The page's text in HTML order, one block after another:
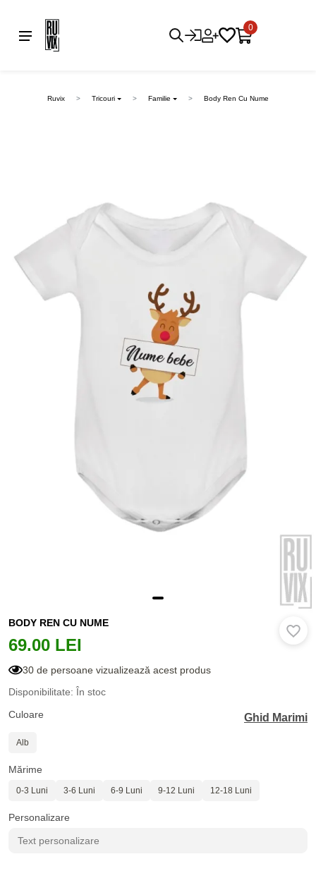
0
Ruvix Tricouri Familie Body Ren Cu Nume
BODY REN CU NUME
69.00 LEI
30 de persoane vizualizează acest produs
Disponibilitate: În stoc
Culoare
Ghid Marimi
Alb
Mărime
0-3 Luni 3-6 Luni 6-9 Luni 9-12 Luni 12-18 Luni
Personalizare